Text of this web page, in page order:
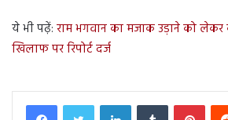
ये भी पढ़ें: राम भगवान का मजाक उड़ाने को
खिलाफ पर रिपोर्ट दर्ज
LinkedInTumblr